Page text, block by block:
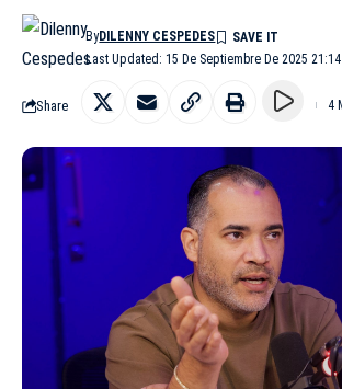
Last Updated: 15 De Septiembre De 2025 21:14
ByDILENNY CESPEDES
Share 4